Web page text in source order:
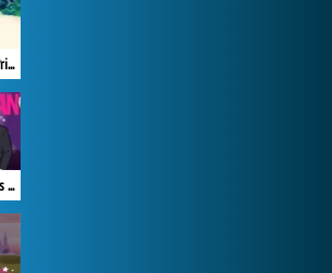
Barbie Wants to be a Princess
Barbie and Ken Famous Couples Costume